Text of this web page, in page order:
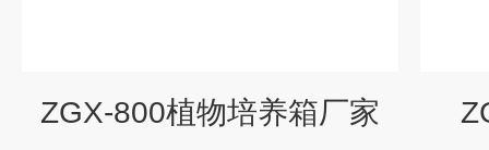
ZGX-800植物培养箱厂家